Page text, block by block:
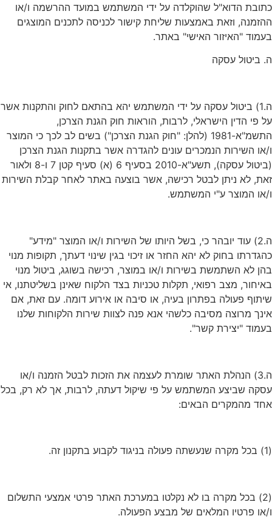
כתובת הדוא"ל שהוקלדה על ידי המשתמש במועד ההרשמה ו/או
ההזמנה, וזאת באמצעות שליחת קישור לכניסה לתכנים המוצגים
בעמוד "האיזור האישי" באתר.
ה. ביטול עסקה
ה.1) ביטול עסקה על ידי המשתמש יהא בהתאם לחוק והתקנות אשר
על פי הדין הישראלי, לרבות, הוראות חוק הגנת הצרכן,
התשמ"א-1981 (להלן: "חוק הגנת הצרכן") בשים לב לכך כי המוצר
ו/או השירות הנמכרים עונים להגדרה אשר בתקנות הגנת הצרכן
(ביטול עסקה), תשע"א-2010 בסעיף 6 (א) סעיף קטן 7 ו-8 ולאור
זאת, לא ניתן לבטל רכישה, אשר בוצעה באתר לאחר קבלת השירות
ו/או המוצר ע"י המשתמש.
ה.2) עוד יובהר כי, בשל היותו של השירות ו/או המוצר "מידע"
כהגדרתו בחוק לא יהא החזר או זיכוי בגין שינוי דעתך, תקופות מנוי
בהן לא השתמשת בשירות ו/או במוצר, רכישה בשוגג, ביטול מנוי
באיחור, מצב רפואי, תקלות טכניות בצד הלקוח שאינן בשליטתנו, אי
שיתוף פעולה בפתרון בעיה, או סיבה או אירוע דומה. עם זאת, אם
אינך מרוצה מסיבה כלשהי אנא פנה לצוות שירות הלקוחות שלנו
בעמוד "יצירת קשר".
ה.3) הנהלת האתר שומרת לעצמה את הזכות לבטל הזמנה ו/או
עסקה שביצע המשתמש על פי שיקול דעתה, לרבות, אך לא רק, בכל
אחד מהמקרים הבאים:
(1) בכל מקרה שנעשתה פעולה בניגוד לקבוע בתקנון זה.
(2) בכל מקרה בו לא נקלטו במערכת האתר פרטי אמצעי התשלום
ו/או פרטיו המלאים של מבצע הפעולה.